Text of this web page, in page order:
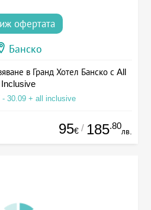
офертата
Банско
в Гранд Хотел Банско с All
Inclusive
- 30.09 + all inclusive
95€ / 185.80
лв.